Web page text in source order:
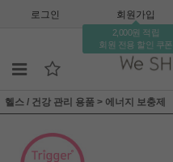
로그인 회원가입
2,000원 적립
회원 전용 할인 쿠폰
헬스 / 건강 관리 용품 > 에너지 보충제